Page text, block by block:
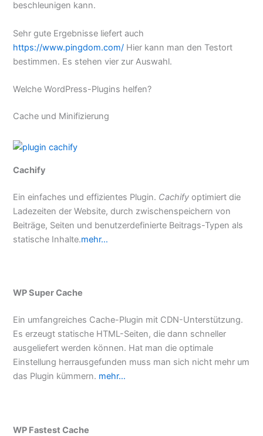
beschleunigen kann.
Sehr gute Ergebnisse liefert auch
https://www.pingdom.com/ Hier kann man den Testort
bestimmen. Es stehen vier zur Auswahl.
Welche WordPress-Plugins helfen?
Cache und Minifizierung
Cachify
Ein einfaches und effizientes Plugin. Cachify optimiert die
Ladezeiten der Website, durch zwischenspeichern von
Beiträge, Seiten und benutzerdefinierte Beitrags-Typen als
statische Inhalte.mehr…
WP Super Cache
Ein umfangreiches Cache-Plugin mit CDN-Unterstützung.
Es erzeugt statische HTML-Seiten, die dann schneller
ausgeliefert werden können. Hat man die optimale
Einstellung herrausgefunden muss man sich nicht mehr um
das Plugin kümmern. mehr…
WP Fastest Cache